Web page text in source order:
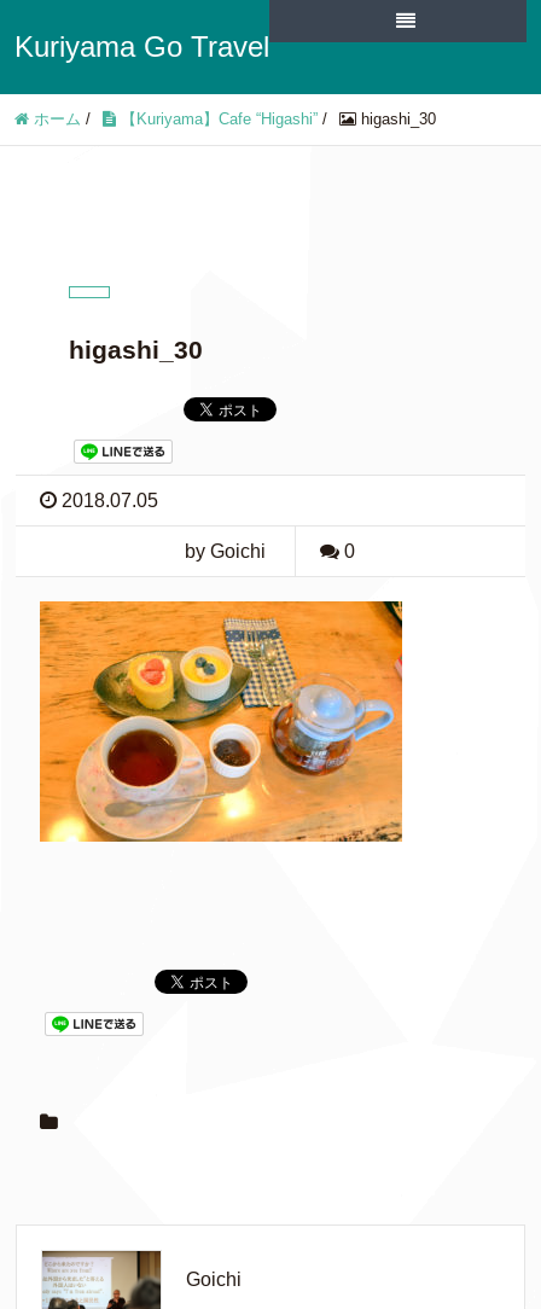
Kuriyama Go Travel
ホーム / 【Kuriyama】Cafe “Higashi” / higashi_30
higashi_30
2018.07.05
by Goichi 0
Goichi